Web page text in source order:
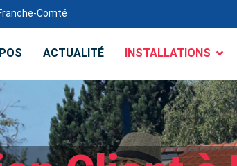
Comté
ACTUALITÉ INSTALLATIONS